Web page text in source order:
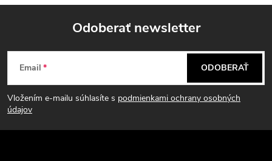
Z
á
p
Odoberať newsletter
Email
Vložením e-mailu súhlasíte s podmienkami ochrany osobných
údajov
ODOBERAŤ